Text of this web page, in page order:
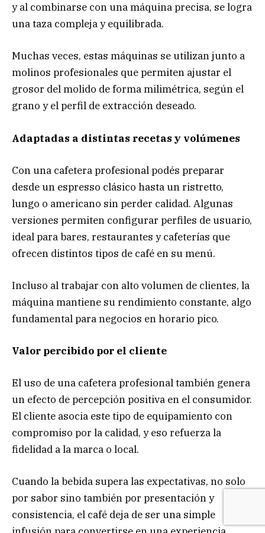
y al combinarse con una máquina precisa, se logra
una taza compleja y equilibrada.
Muchas veces, estas máquinas se utilizan junto a
molinos profesionales que permiten ajustar el
grosor del molido de forma milimétrica, según el
grano y el perfil de extracción deseado.
Adaptadas a distintas recetas y volúmenes
Con una cafetera profesional podés preparar
desde un espresso clásico hasta un ristretto,
lungo o americano sin perder calidad. Algunas
versiones permiten configurar perfiles de usuario,
ideal para bares, restaurantes y cafeterías que
ofrecen distintos tipos de café en su menú.
Incluso al trabajar con alto volumen de clientes, la
máquina mantiene su rendimiento constante, algo
fundamental para negocios en horario pico.
Valor percibido por el cliente
El uso de una cafetera profesional también genera
un efecto de percepción positiva en el consumidor.
El cliente asocia este tipo de equipamiento con
compromiso por la calidad, y eso refuerza la
fidelidad a la marca o local.
Cuando la bebida supera las expectativas, no solo
por sabor sino también por presentación y
consistencia, el café deja de ser una simple